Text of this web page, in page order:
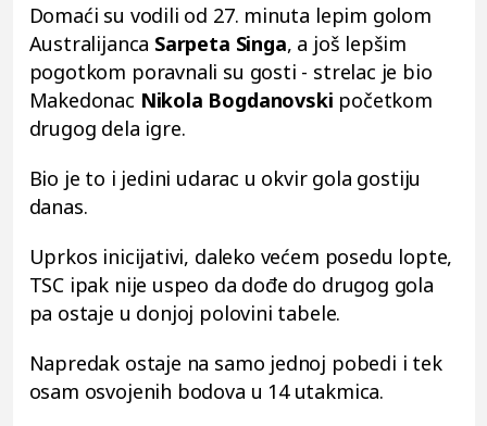
Domaći su vodili od 27. minuta lepim golom
Australijanca Sarpeta Singa, a još lepšim
pogotkom poravnali su gosti - strelac je bio
Makedonac Nikola Bogdanovski početkom
drugog dela igre.
Bio je to i jedini udarac u okvir gola gostiju
danas.
Uprkos inicijativi, daleko većem posedu lopte,
TSC ipak nije uspeo da dođe do drugog gola
pa ostaje u donjoj polovini tabele.
Napredak ostaje na samo jednoj pobedi i tek
osam osvojenih bodova u 14 utakmica.